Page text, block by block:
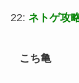
22: ネトゲ攻
こち亀